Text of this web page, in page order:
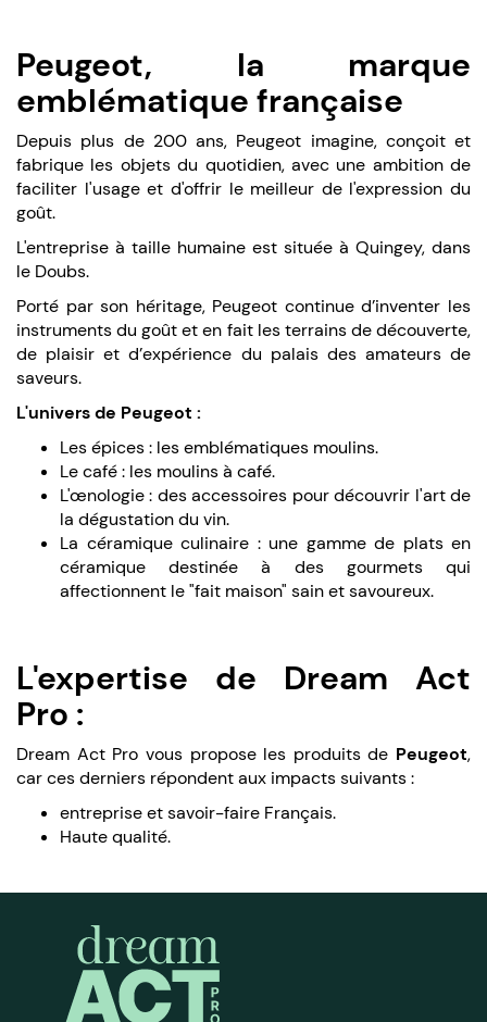
Peugeot, la marque
emblématique française
Depuis plus de 200 ans, Peugeot imagine, conçoit et
fabrique les objets du quotidien, avec une ambition de
faciliter l'usage et d'offrir le meilleur de l'expression du
goût.
L'entreprise à taille humaine est située à Quingey, dans
le Doubs.
Porté par son héritage, Peugeot continue d’inventer les
instruments du goût et en fait les terrains de découverte,
de plaisir et d’expérience du palais des amateurs de
saveurs.
L'univers de Peugeot :
Les épices : les emblématiques moulins.
Le café : les moulins à café.
L'œnologie : des accessoires pour découvrir l'art de
la dégustation du vin.
La céramique culinaire : une gamme de plats en
céramique destinée à des gourmets qui
affectionnent le "fait maison" sain et savoureux.
L'expertise de Dream Act
Pro :
Dream Act Pro vous propose les produits de Peugeot,
car ces derniers répondent aux impacts suivants :
entreprise et savoir-faire Français.
Haute qualité.